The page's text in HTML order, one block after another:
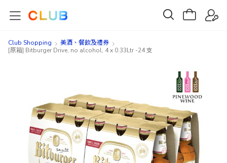
Club Shopping
美酒、餐飲及禮券​
[原箱] Bitburger Drive, no alcohol, 4 x 0.33Ltr -24 支
images
images